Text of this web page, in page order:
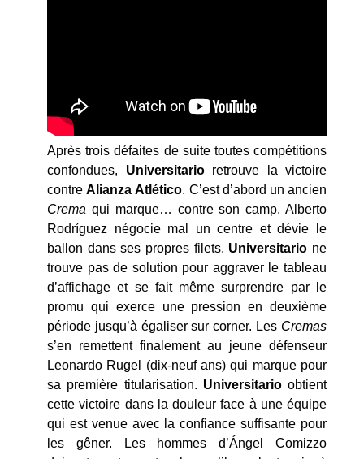
Après trois défaites de suite toutes compétitions
confondues, Universitarioretrouve la victoire
contreAlianza Atlético. C’est d’abord un ancien
Crema qui marque… contre son camp. Alberto
Rodríguez négocie mal un centre et dévie le
ballon dans ses propres filets. Universitario ne
trouve pas de solution pour aggraver le tableau
d’affichage et se fait même surprendre par le
promu qui exerce une pression en deuxième
période jusqu’à égaliser sur corner. Les Cremas
s’en remettent finalement au jeune défenseur
Leonardo Rugel (dix-neuf ans) qui marque pour
sa première titularisation. Universitarioobtient
cette victoire dans la douleur face à une équipe
qui est venue avec la confiance suffisante pour
les gêner. Les hommes d’Ángel Comizzo